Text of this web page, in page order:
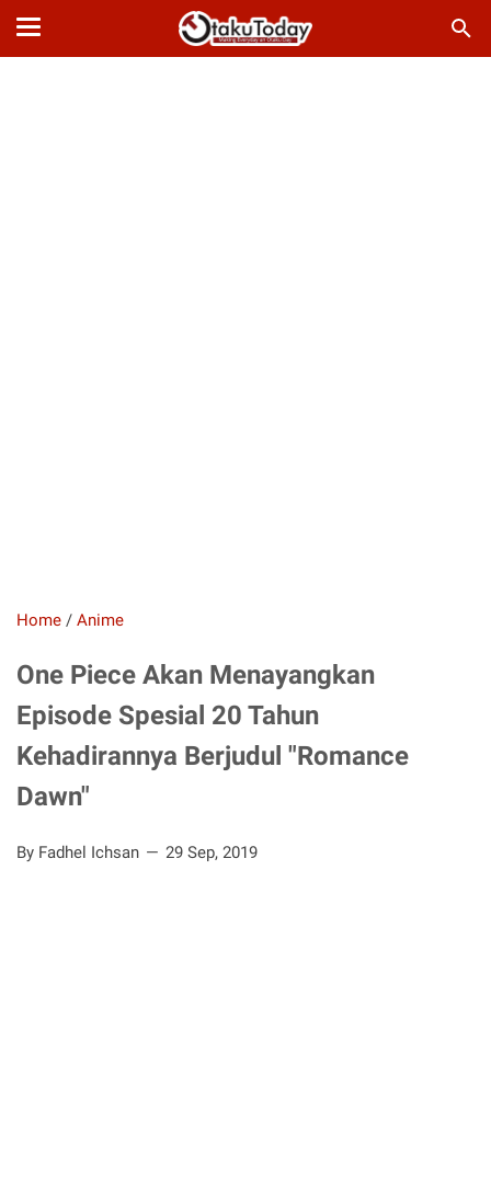
Home / Anime
One Piece Akan Menayangkan
Episode Spesial 20 Tahun
Kehadirannya Berjudul "Romance
Dawn"
By Fadhel Ichsan 29 Sep, 2019